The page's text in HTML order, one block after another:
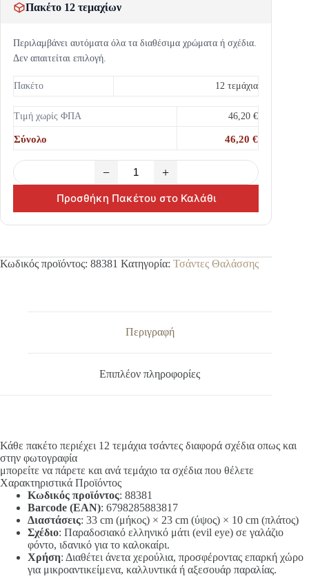
Πακέτο 12 τεμαχίων
Περιλαμβάνει αυτόματα όλα τα διαθέσιμα χρώματα ή σχέδια.
Δεν απαιτείται επιλογή.
Πακέτο 12 τεμάχια
Τιμή χωρίς ΦΠΑ 46,20 €
Σύνολο 46,20 €
− +
Προσθήκη Πακέτου στο Καλάθι
Κωδικός προϊόντος: 88381 Κατηγορία: Τσάντες Θαλάσσης
Περιγραφή
Επιπλέον πληροφορίες
Κάθε πακέτο περιέχει 12 τεμάχια τσάντες διαφορά σχέδια οπως και
στην φωτογραφία
μπορείτε να πάρετε και ανά τεμάχιο τα σχέδια που θέλετε
Χαρακτηριστικά Προϊόντος
Κωδικός προϊόντος: 88381
Barcode (EAN): 6798285883817
Διαστάσεις: 33 cm (μήκος) × 23 cm (ύψος) × 10 cm (πλάτος)
Σχέδιο: Παραδοσιακό ελληνικό μάτι (evil eye) σε γαλάζιο
φόντο, ιδανικό για το καλοκαίρι.
Χρήση: Διαθέτει άνετα χερούλια, προσφέροντας επαρκή χώρο
για μικροαντικείμενα, καλλυντικά ή αξεσουάρ παραλίας.